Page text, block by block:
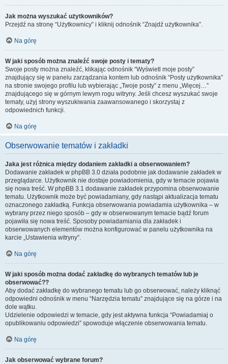
Jak można wyszukać użytkowników?
Przejdź na stronę “Użytkownicy” i kliknij odnośnik “Znajdź użytkownika”.
Na górę
W jaki sposób można znaleźć swoje posty i tematy?
Swoje posty można znaleźć, klikając odnośnik “Wyświetl moje posty”
znajdujący się w panelu zarządzania kontem lub odnośnik “Posty użytkownika”
na stronie swojego profilu lub wybierając „Twoje posty” z menu „Więcej…”
znajdującego się w górnym lewym rogu witryny. Jeśli chcesz wyszukać swoje
tematy, użyj strony wyszukiwania zaawansowanego i skorzystaj z
odpowiednich funkcji.
Na górę
Obserwowanie tematów i zakładki
Jaka jest różnica między dodaniem zakładki a obserwowaniem?
Dodawanie zakładek w phpBB 3.0 działa podobnie jak dodawanie zakładek w
przeglądarce. Użytkownik nie dostaje powiadomienia, gdy w temacie pojawia
się nowa treść. W phpBB 3.1 dodawanie zakładek przypomina obserwowanie
tematu. Użytkownik może być powiadamiany, gdy nastąpi aktualizacja tematu
oznaczonego zakładką. Funkcja obserwowania powiadamia użytkownika – w
wybrany przez niego sposób – gdy w obserwowanym temacie bądź forum
pojawiła się nowa treść. Sposoby powiadamiania dla zakładek i
obserwowanych elementów można konfigurować w panelu użytkownika na
karcie „Ustawienia witryny”.
Na górę
W jaki sposób można dodać zakładkę do wybranych tematów lub je
obserwować??
Aby dodać zakładkę do wybranego tematu lub go obserwować, należy kliknąć
odpowiedni odnośnik w menu “Narzędzia tematu” znajdujące się na górze i na
dole wątku.
Udzielenie odpowiedzi w temacie, gdy jest aktywna funkcja “Powiadamiaj o
opublikowaniu odpowiedzi” spowoduje włączenie obserwowania tematu.
Na górę
Jak obserwować wybrane forum?